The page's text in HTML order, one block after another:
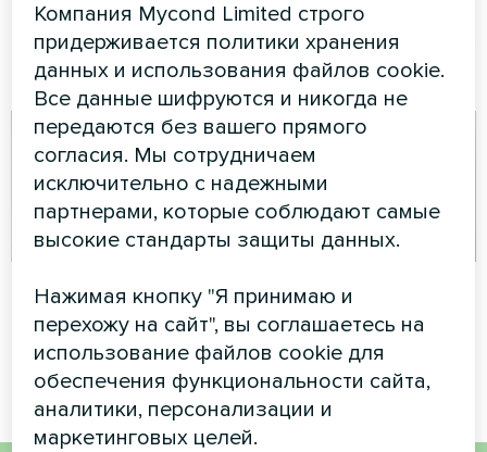
Split серии BeeSmart
обеспечивают эффективное
отопление и охлаждение.
Бетонный завод
Модульный тепловой насос
серии MCU
Автомойка
Сплит тепловой насос
Mycond серии Hevi
Компания Mycond Limited строго
придерживается политики хранения
данных и использования файлов cookie.
Все данные шифруются и никогда не
передаются без вашего прямого
согласия. Мы сотрудничаем
исключительно с надежными
партнерами, которые соблюдают самые
высокие стандарты защиты данных.
Нажимая кнопку "Я принимаю и
перехожу на сайт", вы соглашаетесь на
использование файлов cookie для
обеспечения функциональности сайта,
аналитики, персонализации и
маркетинговых целей.